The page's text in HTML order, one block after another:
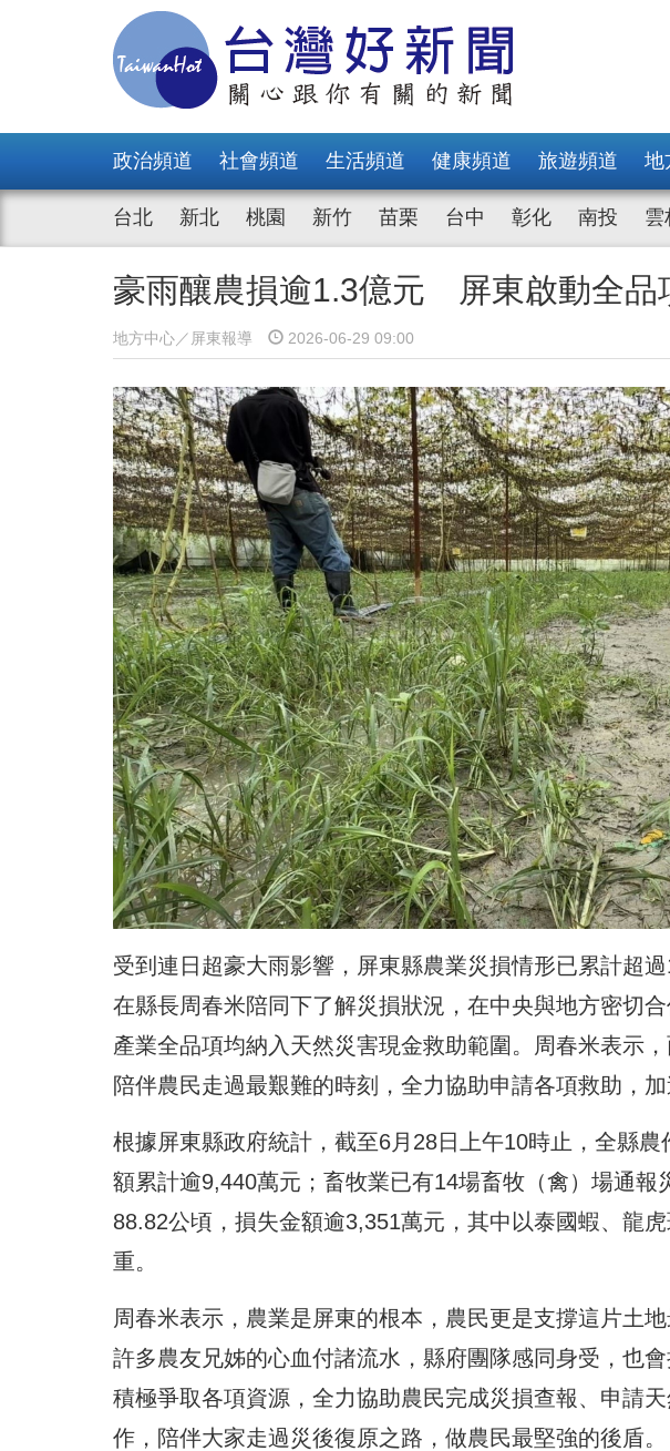
政治頻道 社會頻道 生活頻道 健康頻道 旅遊頻道 地
台北 新北 桃園 新竹 苗栗 台中 彰化 南投 雲
豪雨釀農損逾1.3億元 屏東啟動全品
地方中心／屏東報導 2026-06-29 09:00
受到連日超豪大雨影響，屏東縣農業災損情形已累計超
在縣長周春米陪同下了解災損狀況，在中央與地方密切
產業全品項均納入天然災害現金救助範圍。周春米表示
陪伴農民走過最艱難的時刻，全力協助申請各項救助，加
根據屏東縣政府統計，截至6月28日上午10時止，全縣
額累計逾9,440萬元；畜牧業已有14場畜牧（禽）場通
88.82公頃，損失金額逾3,351萬元，其中以泰國蝦、龍
重。
周春米表示，農業是屏東的根本，農民更是支撐這片土
許多農友兄姊的心血付諸流水，縣府團隊感同身受，也
積極爭取各項資源，全力協助農民完成災損查報、申請
作，陪伴大家走過災後復原之路，做農民最堅強的後盾。